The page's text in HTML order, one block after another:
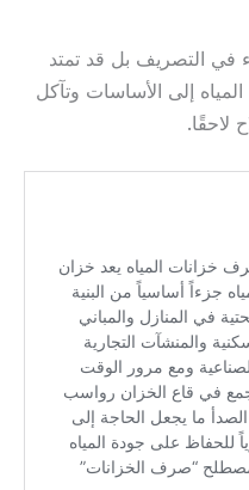
في التصريف بل قد تمتد
إلى الأساسات وتآكل
لاحقًا.